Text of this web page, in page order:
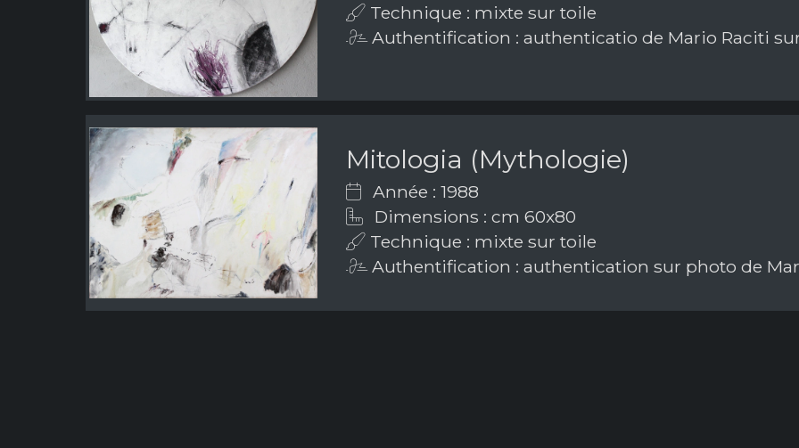
Technique : mixte sur toile
Authentification : authenticatio de Mario Raciti
Mitologia (Mythologie)
Année : 1988
Dimensions : cm 60x80
Technique : mixte sur toile
Authentification : authentication sur photo de